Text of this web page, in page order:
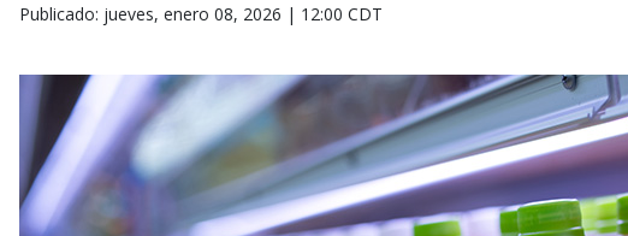
Publicado: jueves, enero 08, 2026 | 12:00 CDT